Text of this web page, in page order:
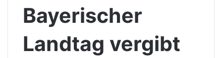
Bayerischer
Landtag vergibt